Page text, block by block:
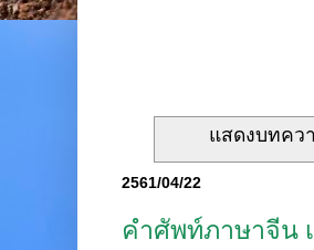
แสดงบทคว
2561/04/22
คำศัพท์ภาษาจีน